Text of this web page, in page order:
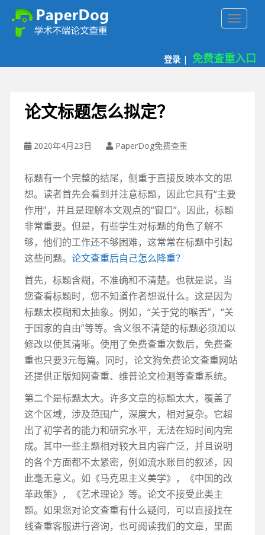
登录 | 免费查重入口
论文标题怎么拟定？
2020年4月23日 PaperDog免费查重
标题有一个完整的结尾，侧重于直接反映本文的思
想。读者首先会看到并注意标题，因此它具有“主要
作用”，并且是理解本文观点的“窗口”。因此，标题
非常重要。但是，有些学生对标题的角色了解不
够，他们的工作还不够困难，这常常在标题中引起
这些问题。 论文查重后自己怎么降重？
首先，标题含糊，不准确和不清楚。也就是说，当
您查看标题时，您不知道作者想说什么。这是因为
标题太模糊和太抽象。例如，“关于党的喉舌”，“关
于国家的自由”等等。含义很不清楚的标题必须加以
修改以使其清晰。使用了免费查重次数后，免费查
重也只要3元每篇。同时，论文狗免费论文查重网站
还提供正版知网查重、维普论文检测等查重系统。
第二个是标题太大。许多文章的标题太大，覆盖了
这个区域，涉及范围广，深度大，相对复杂。它超
出了初学者的能力和研究水平，无法在短时间内完
成。其中一些主题相对较大且内容广泛，并且说明
的各个方面都不太紧密，例如流水账目的叙述，因
此毫无意义。如《马克思主义美学》，《中国的改
革政策》，《艺术理论》等。论文不接受此类主
题。如果您对论文查重有什么疑问，可以直接找在
线查重客服进行咨询，也可阅读我们的文章，里面